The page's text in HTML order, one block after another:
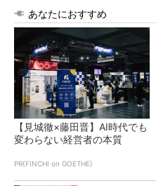
あなたにおすすめ
【見城徹×藤田晋】AI時代でも
変わらない経営者の本質
PR(FINCHI on GOETHE)